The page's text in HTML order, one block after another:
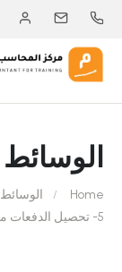
الوسائط
Home
الوسائط
5- تحصيل الدفعات من خلال الــ Through Invoice